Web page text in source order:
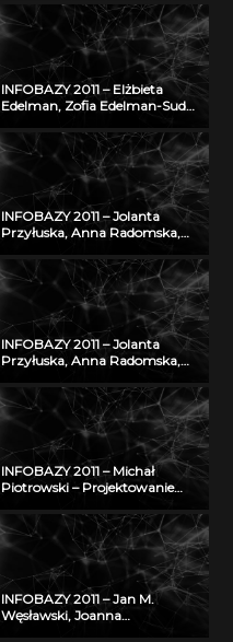
Repozytorium Cyfrowe
Instytutów Naukowych – coś
więcej niż Biblioteka Cyfrowa
INFOBAZY 2011 – Elżbieta
Edelman, Zofia Edelman-Sudoł
MORSKICH PUBLIKACJI –
realizacja, stan obecny i
przyszłość
INFOBAZY 2011 – Jolanta
Przyłuska, Anna Radomska,
informatyczna do
efektywnego zarządzania
wiedzą i badaniami
naukowymi w IMP w Łodzi
INFOBAZY 2011 – Jolanta
Przyłuska, Anna Radomska,
informatyczna do
efektywnego zarządzania
wiedzą i badaniami
naukowymi w IMP w Łodzi
INFOBAZY 2011 – Michał
Piotrowski – Projektowanie
oceanograficznych danych
modelowych w warunkach
ograniczonych zasobów
INFOBAZY 2011 – Jan M.
Węsławski, Joanna